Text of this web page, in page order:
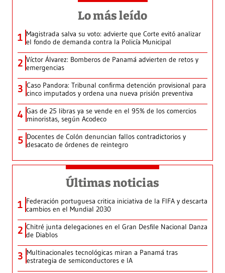
Lo más leído
1 Magistrada salva su voto: advierte que Corte evitó analizar
el fondo de demanda contra la Policía Municipal
2 Víctor Álvarez: Bomberos de Panamá advierten de retos y
emergencias
3 Caso Pandora: Tribunal confirma detención provisional para
cinco imputados y ordena una nueva prisión preventiva
4 Gas de 25 libras ya se vende en el 95% de los comercios
minoristas, según Acodeco
5 Docentes de Colón denuncian fallos contradictorios y
desacato de órdenes de reintegro
Últimas noticias
1 Federación portuguesa critica iniciativa de la FIFA y descarta
cambios en el Mundial 2030
2 Chitré junta delegaciones en el Gran Desfile Nacional Danza
de Diablos
3 Multinacionales tecnológicas miran a Panamá tras
estrategia de semiconductores e IA